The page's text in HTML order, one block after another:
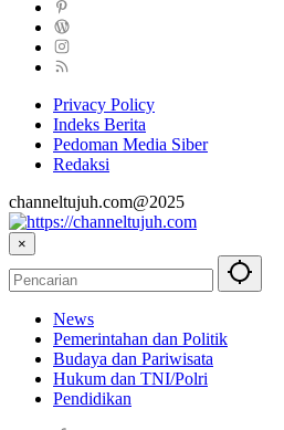
Privacy Policy
Indeks Berita
Pedoman Media Siber
Redaksi
channeltujuh.com@2025
×
News
Pemerintahan dan Politik
Budaya dan Pariwisata
Hukum dan TNI/Polri
Pendidikan